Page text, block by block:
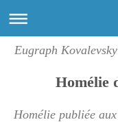
Eugraph
Homélie
Homélie publiée